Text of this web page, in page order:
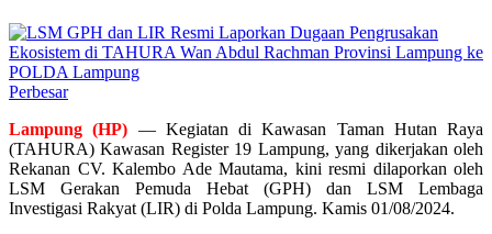
Perbesar
Lampung (HP) — Kegiatan di Kawasan Taman Hutan Raya
(TAHURA) Kawasan Register 19 Lampung, yang dikerjakan oleh
Rekanan CV. Kalembo Ade Mautama, kini resmi dilaporkan oleh
LSM Gerakan Pemuda Hebat (GPH) dan LSM Lembaga
Investigasi Rakyat (LIR) di Polda Lampung. Kamis 01/08/2024.